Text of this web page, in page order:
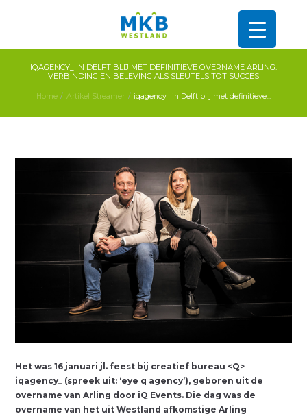
IQAGENCY_ IN DELFT BLIJ MET DEFINITIEVE OVERNAME ARLING:
VERBINDING EN BELEVING ALS SLEUTELS TOT SUCCES
Home Artikel Streamer iqagency_ in Delft blij met definitieve...
Het was 16 januari jl. feest bij creatief bureau <Q>
iqagency_ (spreek uit: ‘eye q agency’), geboren uit de
overname van Arling door iQ Events. Die dag was de
overname van het uit Westland afkomstige Arling